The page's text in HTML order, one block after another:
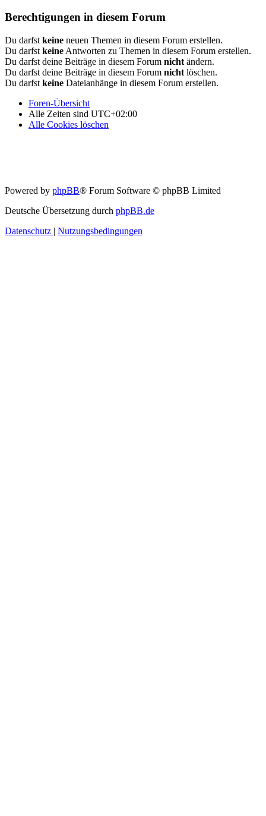
Berechtigungen in diesem Forum
Du darfst keine neuen Themen in diesem Forum erstellen.
Du darfst keine Antworten zu Themen in diesem Forum erstellen.
Du darfst deine Beiträge in diesem Forum nicht ändern.
Du darfst deine Beiträge in diesem Forum nicht löschen.
Du darfst keine Dateianhänge in diesem Forum erstellen.
Foren-Übersicht
Alle Zeiten sind UTC+02:00
Alle Cookies löschen
Powered by phpBB® Forum Software © phpBB Limited
Deutsche Übersetzung durch phpBB.de
Datenschutz | Nutzungsbedingungen